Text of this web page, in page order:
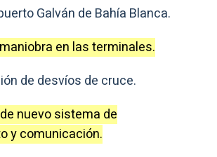
Galván de Bahía Blanca.
en las terminales.
de desvíos de cruce.
nuevo sistema de
y comunicación.